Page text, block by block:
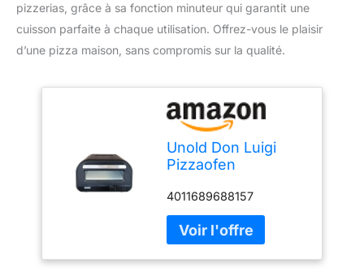
pizzerias, grâce à sa fonction minuteur qui garantit une
cuisson parfaite à chaque utilisation. Offrez-vous le plaisir
d’une pizza maison, sans compromis sur la qualité.
Unold Don Luigi
Pizzaofen
(68815)
4011689688157